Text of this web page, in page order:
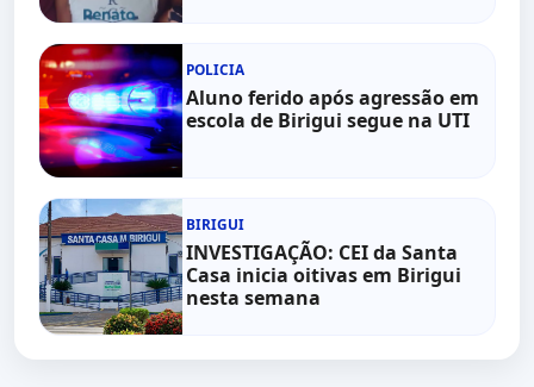
POLICIA
Aluno ferido após agressão em
escola de Birigui segue na UTI
BIRIGUI
INVESTIGAÇÃO: CEI da Santa
Casa inicia oitivas em Birigui
nesta semana